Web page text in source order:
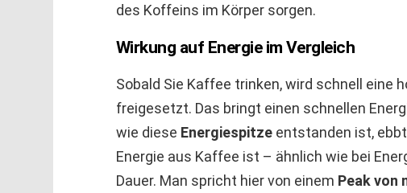
des Koffeins im Körper sorgen.
Wirkung auf Energie im Vergleich
Sobald Sie Kaffee trinken, wird schnell eine
freigesetzt. Das bringt einen schnellen
wie diese Energiespitze entstanden ist,
Energie aus Kaffee ist – ähnlich wie bei
Dauer. Man spricht hier von einem Peak von